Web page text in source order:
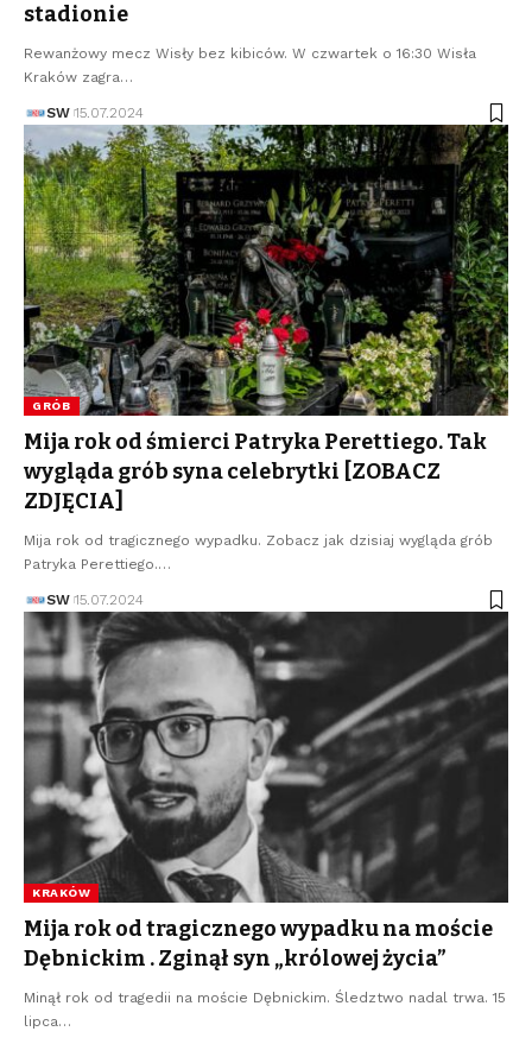
stadionie
Rewanżowy mecz Wisły bez kibiców. W czwartek o 16:30 Wisła
Kraków zagra…
SW 15.07.2024
GRÓB
Mija rok od śmierci Patryka Perettiego. Tak
wygląda grób syna celebrytki [ZOBACZ
ZDJĘCIA]
Mija rok od tragicznego wypadku. Zobacz jak dzisiaj wygląda grób
Patryka Perettiego.…
SW 15.07.2024
KRAKÓW
Mija rok od tragicznego wypadku na moście
Dębnickim . Zginął syn „królowej życia”
Minął rok od tragedii na moście Dębnickim. Śledztwo nadal trwa. 15
lipca…